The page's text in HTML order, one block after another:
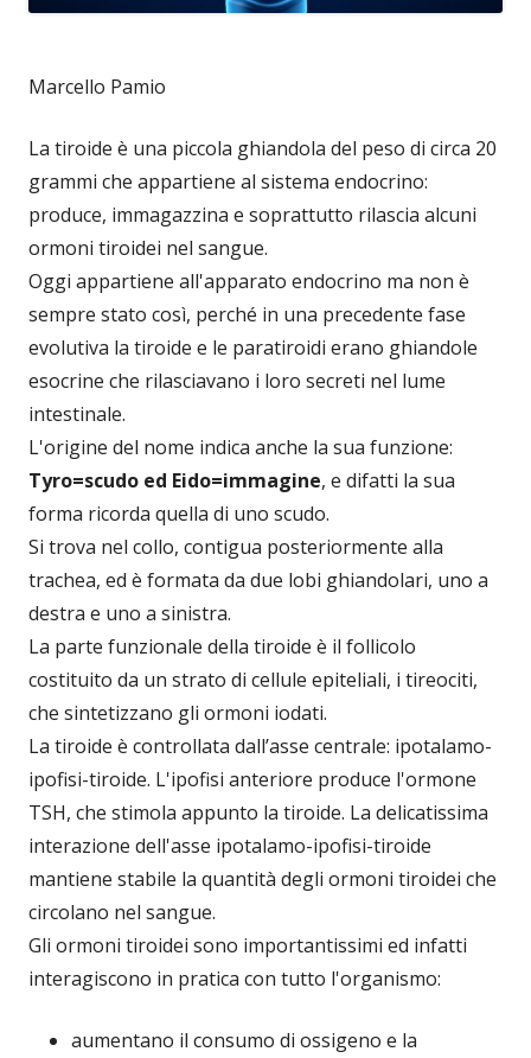
Marcello Pamio
La tiroide è una piccola ghiandola del peso di circa 20
grammi che appartiene al sistema endocrino:
produce, immagazzina e soprattutto rilascia alcuni
ormoni tiroidei nel sangue.
Oggi appartiene all'apparato endocrino ma non è
sempre stato così, perché in una precedente fase
evolutiva la tiroide e le paratiroidi erano ghiandole
esocrine che rilasciavano i loro secreti nel lume
intestinale.
L'origine del nome indica anche la sua funzione:
Tyro=scudo ed Eido=immagine, e difatti la sua
forma ricorda quella di uno scudo.
Si trova nel collo, contigua posteriormente alla
trachea, ed è formata da due lobi ghiandolari, uno a
destra e uno a sinistra.
La parte funzionale della tiroide è il follicolo
costituito da un strato di cellule epiteliali, i tireociti,
che sintetizzano gli ormoni iodati.
La tiroide è controllata dall’asse centrale: ipotalamo-
ipofisi-tiroide. L'ipofisi anteriore produce l'ormone
TSH, che stimola appunto la tiroide. La delicatissima
interazione dell'asse ipotalamo-ipofisi-tiroide
mantiene stabile la quantità degli ormoni tiroidei che
circolano nel sangue.
Gli ormoni tiroidei sono importantissimi ed infatti
interagiscono in pratica con tutto l'organismo:
aumentano il consumo di ossigeno e la